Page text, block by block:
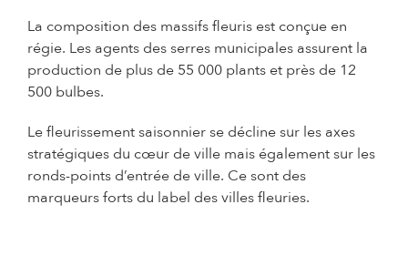
La composition des massifs fleuris est conçue en
régie. Les agents des serres municipales assurent la
production de plus de 55 000 plants et près de 12
500 bulbes.
Le fleurissement saisonnier se décline sur les axes
stratégiques du cœur de ville mais également sur les
ronds-points d’entrée de ville. Ce sont des
marqueurs forts du label des villes fleuries.